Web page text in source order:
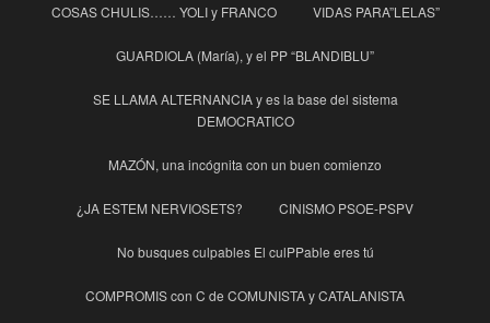
COSAS CHULIS…… YOLI y FRANCO VIDAS PARA”LELAS”
GUARDIOLA (María), y el PP “BLANDIBLU”
SE LLAMA ALTERNANCIA y es la base del sistema
DEMOCRATICO
MAZÓN, una incógnita con un buen comienzo
¿JA ESTEM NERVIOSETS? CINISMO PSOE-PSPV
No busques culpables El culPPable eres tú
COMPROMIS con C de COMUNISTA y CATALANISTA